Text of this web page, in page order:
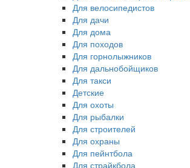
Для велосипедистов
Для дачи
Для дома
Для походов
Для горнолыжников
Для дальнобойщиков
Для такси
Детские
Для охоты
Для рыбалки
Для строителей
Для охраны
Для пейнтбола
Для страйкбола